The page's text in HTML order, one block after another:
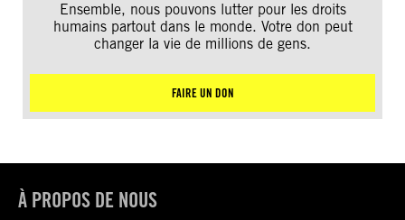
Ensemble, nous pouvons lutter pour les droits
humains partout dans le monde. Votre don peut
changer la vie de millions de gens.
FAIRE UN DON
À PROPOS DE NOUS